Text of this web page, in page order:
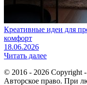
Креативные идеи для
комфорт
18.06.2026
Читать далее
© 2016 - 2026 Copyright
Авторское право. При